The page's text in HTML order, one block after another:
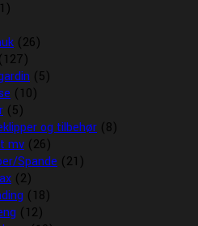
(26)
(127)
(5)
(10)
(5)
og tilbehør (8)
mv (26)
Spande (21)
(2)
(18)
(12)